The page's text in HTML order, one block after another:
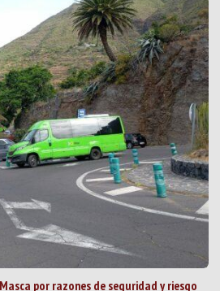
por razones de seguridad y riesgo